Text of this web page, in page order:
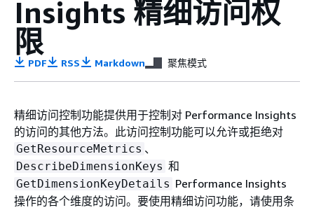
Insights 精细访问权
限
PDF RSS Markdown 聚焦模式
精细访问控制功能提供用于控制对 Performance Insights
的访问的其他方法。此访问控制功能可以允许或拒绝对
GetResourceMetrics 、
DescribeDimensionKeys 和
GetDimensionKeyDetails Performance Insights
操作的各个维度的访问。要使用精细访问功能，请使用条